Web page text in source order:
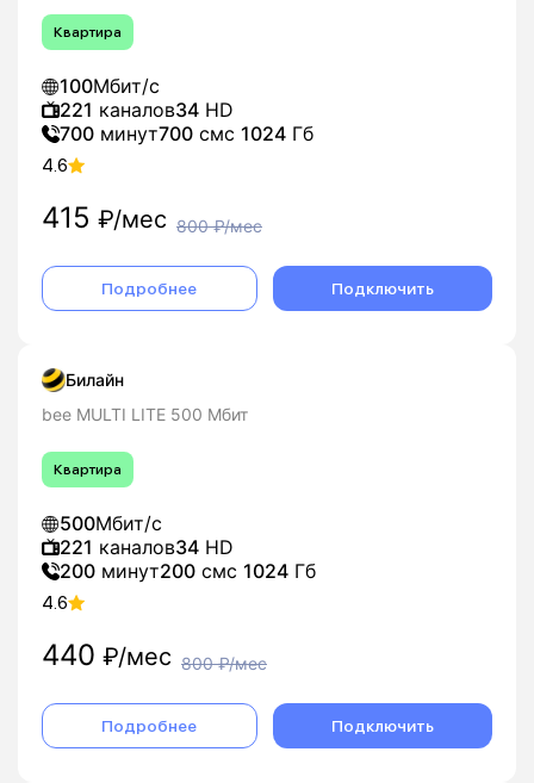
Квартира
100Мбит/с
221 каналов34 HD
700 минут700 смс 1024 Гб
4.6
415 ₽/мес 800₽/мес
Подробнее Подключить
Билайн
bee MULTI LITE 500 Мбит
Квартира
500Мбит/с
221 каналов34 HD
200 минут200 смс 1024 Гб
4.6
440 ₽/мес 800₽/мес
Подробнее Подключить